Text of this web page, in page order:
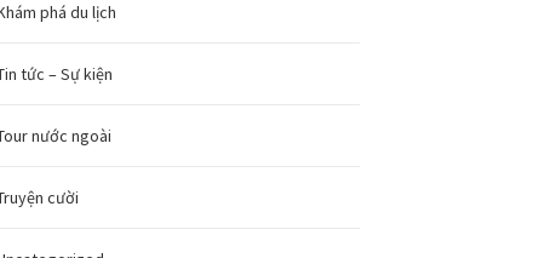
phá du lịch
tức – Sự kiện
nước ngoài
cười